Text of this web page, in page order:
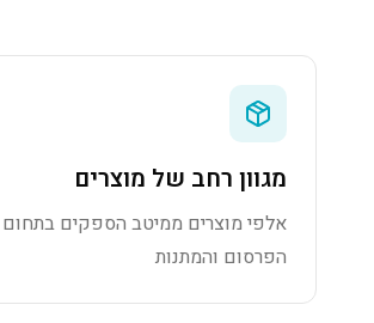
מגוון רחב של מוצרים
אלפי מוצרים ממיטב הספקים בתחום
הפרסום והמתנות